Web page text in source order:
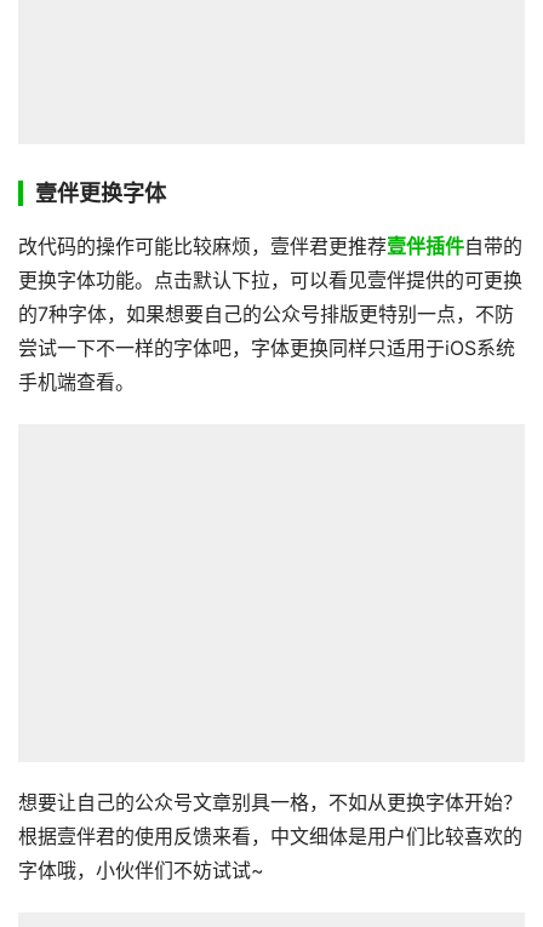
壹伴更换字体
改代码的操作可能比较麻烦，壹伴君更推荐壹伴插件自带的
更换字体功能。点击默认下拉，可以看见壹伴提供的可更换
的7种字体，如果想要自己的公众号排版更特别一点，不防
尝试一下不一样的字体吧，字体更换同样只适用于iOS系统
手机端查看。
想要让自己的公众号文章别具一格，不如从更换字体开始？
根据壹伴君的使用反馈来看，中文细体是用户们比较喜欢的
字体哦，小伙伴们不妨试试~